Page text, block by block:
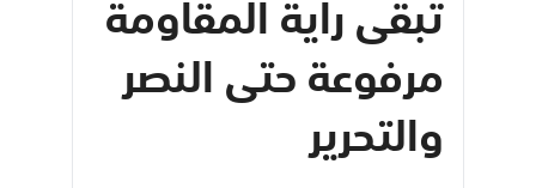
تبقى راية المقاومة
مرفوعة حتى النصر
والتحرير